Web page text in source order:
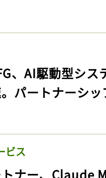
、AI駆動型シ
パートナーシ
ビス
トナー、Claude